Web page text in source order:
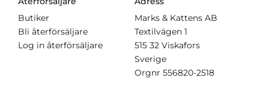
Butiker
Bli återförsäljare
Log in återförsäljare
Marks & Kattens AB
Textilvägen 1
515 32 Viskafors
Sverige
Orgnr 556820-2518